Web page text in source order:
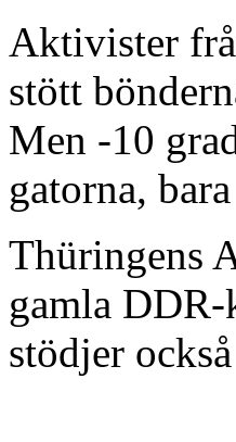
Aktivister
stött
Men -10
gatorna,
Thüringens
gamla
stödjer